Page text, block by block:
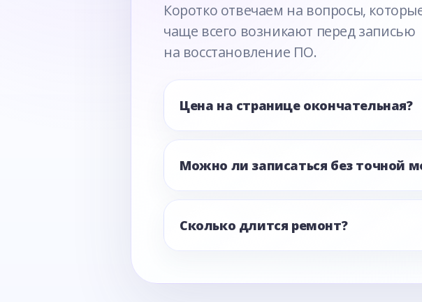
Коротко отвечаем на вопросы,
чаще всего возникают перед записью
на восстановление ПО.
Цена на странице окончательная?
Можно ли записаться без точной
Сколько длится ремонт?